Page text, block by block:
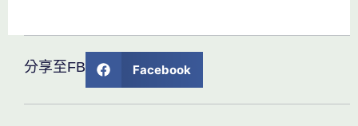
分享至FB Facebook